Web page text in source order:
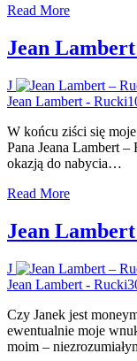
Read More
Jean
J
Jean Lambert - Rucki
W końcu ziści się
Pana Jeana Lambert
okazją do nabycia…
Read More
Jean
J
Jean Lambert - Rucki
Czy Janek jest
ewentualnie moje
moim –